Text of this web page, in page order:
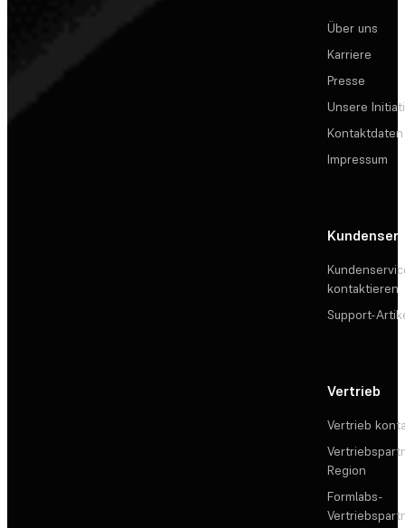
Über uns
Karriere
Presse
Unsere
Kontaktdaten
Impressum
kontaktieren
Support-
Vertrieb
Vertrieb
Region
Formlabs-